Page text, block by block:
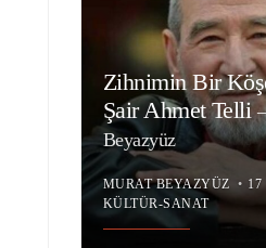
Zihnimin Bir
Şair Ahmet Telli
Beyazyüz
MURAT BEYAZYÜZ • 17
KÜLTÜR-SANAT